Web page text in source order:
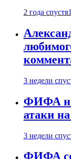
2 года спустя
3 недели
ФИФА
атаки
3 недели
ФИФА